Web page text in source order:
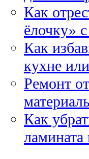
Как
ёлочку»
Как
кухне
Ремонт
Как